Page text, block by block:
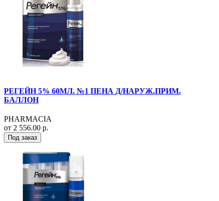
РЕГЕЙН 5% 60МЛ. №1 ПЕНА Д/НАРУЖ.ПРИМ.
БАЛЛОН
PHARMACIA
от 2 556.00 р.
Под заказ